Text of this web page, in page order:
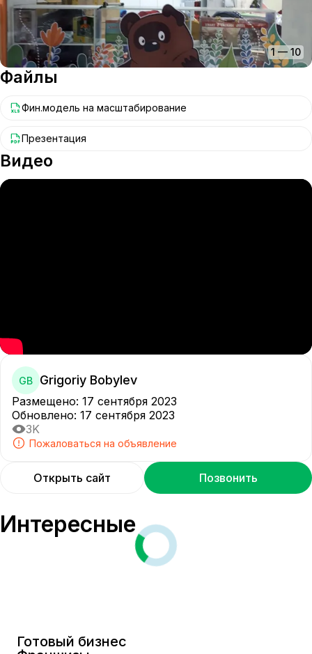
1— 10
Файлы
Фин.модель на масштабирование
Презентация
Видео
GB Grigoriy Bobylev
Размещено: 17 сентября 2023
Обновлено: 17 сентября 2023
3K
Пожаловаться на объявление
Позвонить
Открыть сайт
Интересные
Готовый бизнес